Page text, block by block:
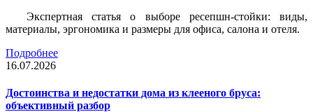
Экспертная статья о выборе ресепшн-стойки: виды,
материалы, эргономика и размеры для офиса, салона и отеля.
Подробнее
16.07.2026
Достоинства и недостатки дома из клееного бруса:
объективный разбор